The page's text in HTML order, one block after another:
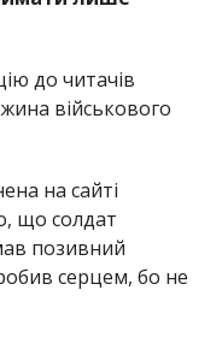
до читачів
військового
на сайті
що солдат
позивний
серцем, бо не